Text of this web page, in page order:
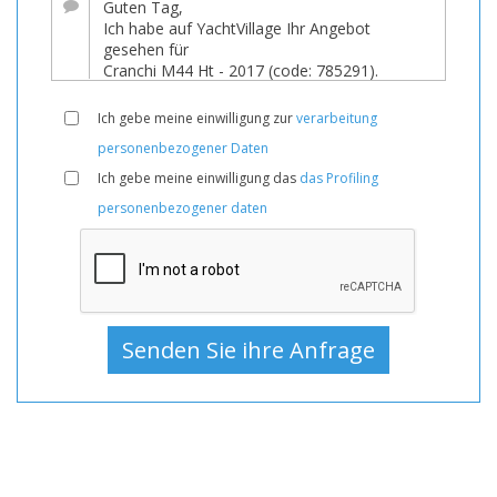
Boote
Gebraucht,
Zum
Verkauf,
Motoryacht
Gebraucht,
Verkauf,
Motoryachten
Gebraucht,
Ich gebe meine einwilligung zurverarbeitung
personenbezogener Daten
Ich gebe meine einwilligung das das Profiling
personenbezogener daten